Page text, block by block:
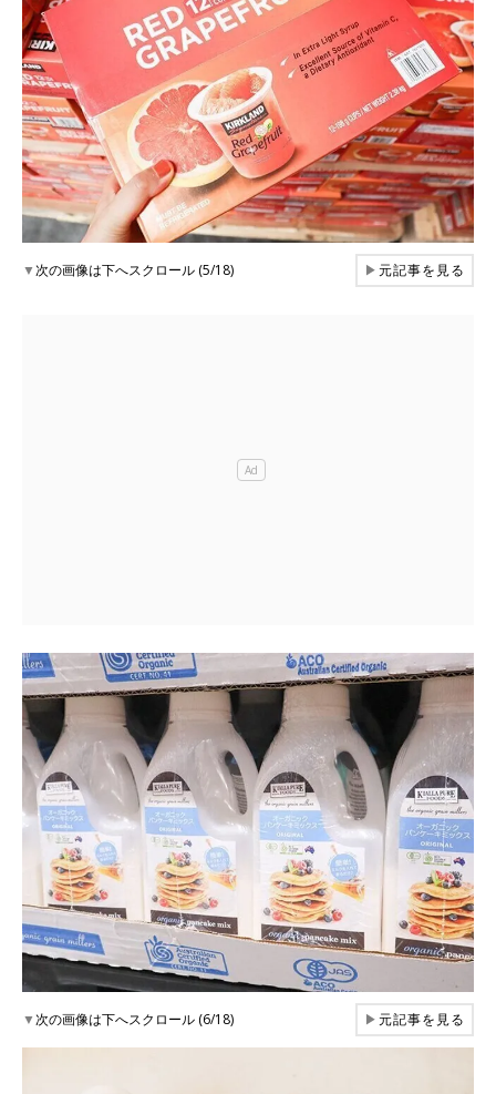
▼次の画像は下へスクロール (5/18) ▶元記事を見る
▼次の画像は下へスクロール (6/18) ▶元記事を見る